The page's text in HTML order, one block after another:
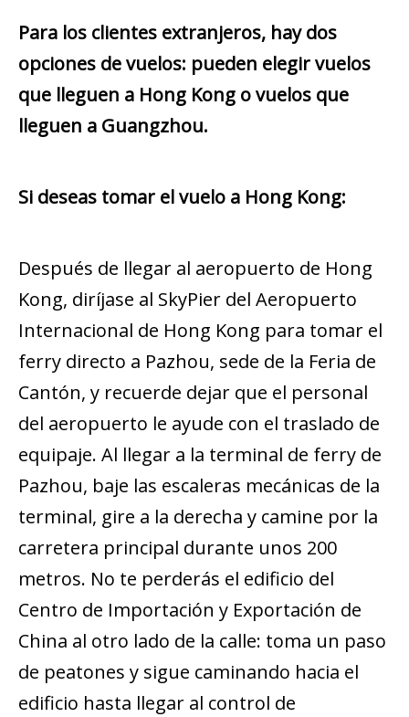
Para los clientes extranjeros, hay dos
opciones de vuelos: pueden elegir vuelos
que lleguen a Hong Kong o vuelos que
lleguen a Guangzhou.
Si deseas tomar el vuelo a Hong Kong:
Después de llegar al aeropuerto de Hong
Kong, diríjase al SkyPier del Aeropuerto
Internacional de Hong Kong para tomar el
ferry directo a Pazhou, sede de la Feria de
Cantón, y recuerde dejar que el personal
del aeropuerto le ayude con el traslado de
equipaje. Al llegar a la terminal de ferry de
Pazhou, baje las escaleras mecánicas de la
terminal, gire a la derecha y camine por la
carretera principal durante unos 200
metros. No te perderás el edificio del
Centro de Importación y Exportación de
China al otro lado de la calle: toma un paso
de peatones y sigue caminando hacia el
edificio hasta llegar al control de